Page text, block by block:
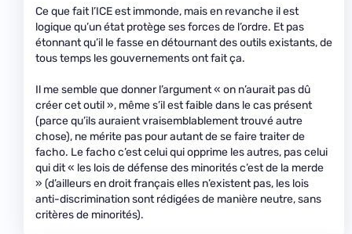
Ce que fait l’ICE est immonde, mais en revanche il est
logique qu’un état protège ses forces de l’ordre. Et pas
étonnant qu’il le fasse en détournant des outils existants, de
tous temps les gouvernements ont fait ça.
Il me semble que donner l’argument « on n’aurait pas dû
créer cet outil », même s’il est faible dans le cas présent
(parce qu’ils auraient vraisemblablement trouvé autre
chose), ne mérite pas pour autant de se faire traiter de
facho. Le facho c’est celui qui opprime les autres, pas celui
qui dit « les lois de défense des minorités c’est de la merde
» (d’ailleurs en droit français elles n’existent pas, les lois
anti-discrimination sont rédigées de manière neutre, sans
critères de minorités).